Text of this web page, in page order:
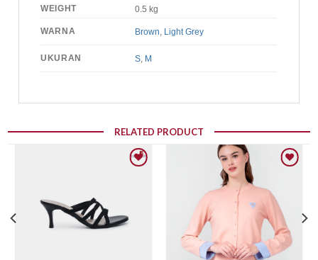
WEIGHT 0.5 kg
WARNA Brown Light Grey
UKURAN S M
RELATED PRODUCT
Add to wishlist